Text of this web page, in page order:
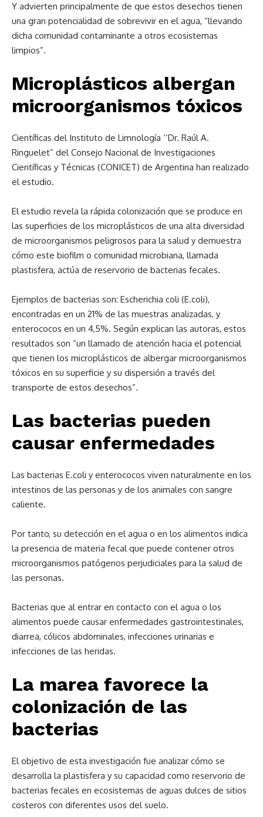
Y advierten principalmente de que estos desechos tienen
una gran potencialidad de sobrevivir en el agua, “llevando
dicha comunidad contaminante a otros ecosistemas
limpios”.
Microplásticos albergan
microorganismos tóxicos
Científicas del Instituto de Limnología ‘‘Dr. Raúl A.
Ringuelet” del Consejo Nacional de Investigaciones
Científicas y Técnicas (CONICET) de Argentina han realizado
el estudio.
El estudio revela la rápida colonización que se produce en
las superficies de los microplásticos de una alta diversidad
de microorganismos peligrosos para la salud y demuestra
cómo este biofilm o comunidad microbiana, llamada
plastisfera, actúa de reservorio de bacterias fecales.
Ejemplos de bacterias son: Escherichia coli (E.coli),
encontradas en un 21% de las muestras analizadas, y
enterococos en un 4,5%. Según explican las autoras, estos
resultados son “un llamado de atención hacia el potencial
que tienen los microplásticos de albergar microorganismos
tóxicos en su superficie y su dispersión a través del
transporte de estos desechos”.
Las bacterias pueden
causar enfermedades
Las bacterias E.coli y enterococos viven naturalmente en los
intestinos de las personas y de los animales con sangre
caliente.
Por tanto, su detección en el agua o en los alimentos indica
la presencia de materia fecal que puede contener otros
microorganismos patógenos perjudiciales para la salud de
las personas.
Bacterias que al entrar en contacto con el agua o los
alimentos puede causar enfermedades gastrointestinales,
diarrea, cólicos abdominales, infecciones urinarias e
infecciones de las heridas.
La marea favorece la
colonización de las
bacterias
El objetivo de esta investigación fue analizar cómo se
desarrolla la plastisfera y su capacidad como reservorio de
bacterias fecales en ecosistemas de aguas dulces de sitios
costeros con diferentes usos del suelo.